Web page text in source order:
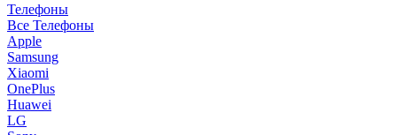
Телефоны
Все Телефоны
Apple
Samsung
Xiaomi
OnePlus
Huawei
LG